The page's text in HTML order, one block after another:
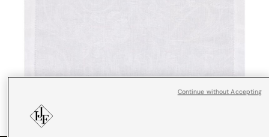
Continue without Accepting